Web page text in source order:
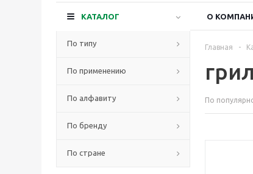
КАТАЛОГ О
По типу
По применению
По алфавиту
По бренду
По стране
Главная -
По